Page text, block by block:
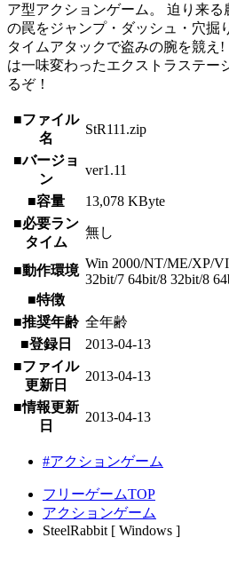
ア型アクションゲーム。 迫り来る
の罠をジャンプ・ダッシュ・穴掘
タイムアタックで盗みの腕を競え
は一味変わったエクストラステー
るぞ！
■ファイル
名
StR111.zip
■バージョ
ン
ver1.11
■容量
13,078 KByte
■必要ラン
タイム
無し
■動作環境 Win 2000/NT/ME/XP/
32bit/7 64bit/8 32bit/8
■特徴
■推奨年齢 全年齢
■登録日
2013-04-13
■ファイル
更新日
2013-04-13
■情報更新
日
2013-04-13
#アクションゲーム
フリーゲームTOP
アクションゲーム
SteelRabbit [ Windows ]